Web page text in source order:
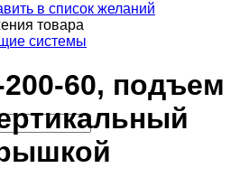
в список желаний
системы
60, подъем